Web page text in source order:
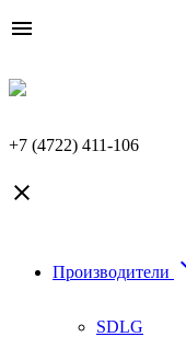

+7 (4722) 411-106

Производители
SDLG